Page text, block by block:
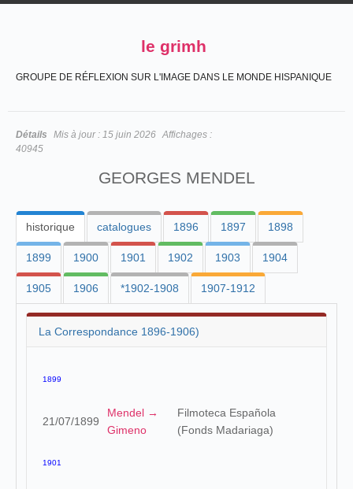
le grimh
GROUPE DE RÉFLEXION SUR L'IMAGE DANS LE MONDE HISPANIQUE
Détails Mis à jour : 15 juin 2026 Affichages :
40945
GEORGES MENDEL
historique catalogues 1896 1897 1898
1899 1900 1901 1902 1903 1904
1905 1906 *1902-1908 1907-1912
La Correspondance 1896-1906)
1899
21/07/1899
Mendel →
Gimeno
Filmoteca Española
(Fonds Madariaga)
1901